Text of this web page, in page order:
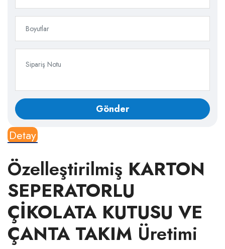
Detay
Özelleştirilmiş KARTON
SEPERATORLU
ÇİKOLATA KUTUSU VE
ÇANTA TAKIM Üretimi